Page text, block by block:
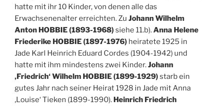
hatte mit ihr 10 Kinder, von denen alle das
Erwachsenenalter erreichten. Zu Johann Wilhelm
Anton HOBBIE (1893-1968)siehe 11.b).Anna Helene
Friederike HOBBIE (1897-1976) heiratete 1925 in
Jade Karl Heinrich Eduard Cordes (1904-1942) und
hatte mit ihm mindestens zwei Kinder.Johann
‚Friedrich‘ Wilhelm HOBBIE (1899-1929)starb ein
gutes Jahr nach seiner Heirat 1928 in Jade mit Anna
‚Louise‘ Tieken (1899-1990). Heinrich Friedrich